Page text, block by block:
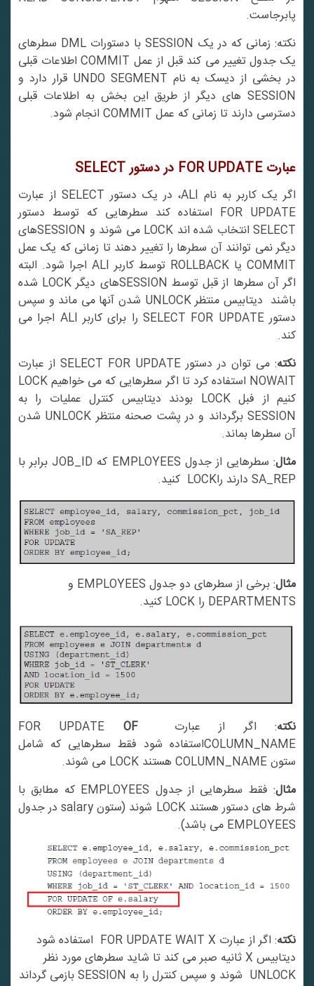
پابرجاست.
نکته: زمانی که در یک SESSION با دستورات DML سطرهای
یک جدول تغییر می کند قبل از عمل COMMIT اطلاعات قبلی
در بخشی از دیسک به نام UNDO SEGMENT قرار دارد و
SESSION های دیگر از طریق این بخش به اطلاعات قبلی
دسترسی دارند تا زمانی که عمل COMMIT انجام شود.
عبارتFOR UPDATEدر دستورSELECT
اگر یک کاربر به نام ALI، در یک دستور SELECT از عبارت
FOR UPDATE استفاده کند سطرهایی که توسط دستور
SELECT انتخاب شده اند LOCK می شوند و SESSIONهای
دیگر نمی توانند آن سطرها را تغییر دهند تا زمانی که یک عمل
COMMIT یا ROLLBACK توسط کاربر ALI اجرا شود. البته
اگر آن سطرها از قبل توسط SESSIONهای دیگر LOCK شده
باشند دیتابیس منتظر UNLOCK شدن آنها می ماند و سپس
دستور SELECT FOR UPDATE را برای کاربر ALI اجرا می
نکته
: می توان در دستور SELECT FOR UPDATE از عبارت
NOWAIT استفاده کرد تا اگر سطرهایی که می خواهیم LOCK
کنیم از فبل LOCK بودند دیتابیس کنترل عملیات را به
SESSION برگرداند و در پشت صحنه منتظر UNLOCK شدن
آن سطرها بماند.
مثال
: سطرهایی از جدول EMPLOYEES که JOB_ID برابر با
SA_REP دارند راLOCK کنید.
مثال
: برخی از سطرهای دو جدول EMPLOYEES و
DEPARTMENTS را LOCK کنید.
نکته: اگر از عبارت FOR UPDATE
COLUMN_NAMEاستفاده شود فقط سطرهایی که شامل
ستون COLUMN_NAME هستند LOCK می شوند.
مثال
: فقط سطرهایی از جدول EMPLOYEES که مطابق با
شرط های دستور هستند LOCK شوند (ستون salary در جدول
EMPLOYEES می باشد).
نکته
: اگر از عبارت FOR UPDATE WAIT X استفاده شود
دیتابیس X ثانیه صبر می کند تا شاید سطرهای مورد نظر
UNLOCK شوند و سپس کنترل را به SESSION بازمی گرداند